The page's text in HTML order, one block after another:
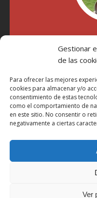
Gestionar
de las
Para ofrecer las mejores
cookies para almacenar y/o
consentimiento de estas
como el comportamiento de
en este sitio. No consentir o
negativamente a ciertas
Ver
"Soy Manel Hospido, nací
año 2007 he escrito
Millatrece.com es una
participa"
Aviso Legal
Política de Privacidad
Más Información sobre